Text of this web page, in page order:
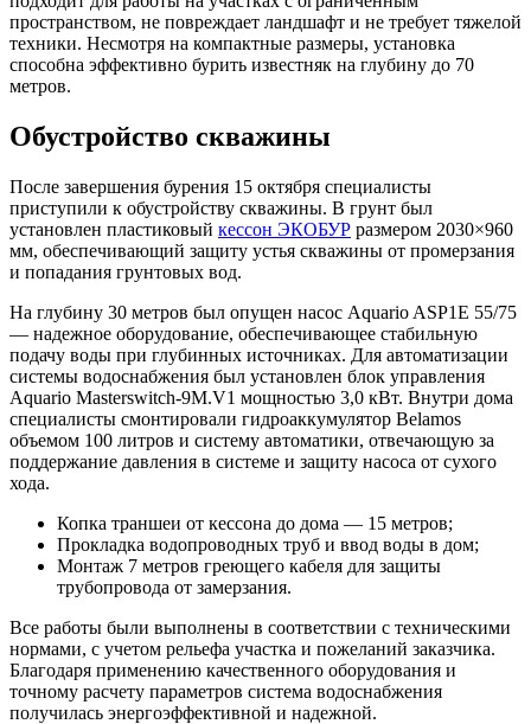
пространством, не повреждает ландшафт и не требует тяжелой
техники. Несмотря на компактные размеры, установка
способна эффективно бурить известняк на глубину до 70
метров.
Обустройство скважины
После завершения бурения 15 октября специалисты
приступили к обустройству скважины. В грунт был
установлен пластиковый кессон ЭКОБУР размером 2030×960
мм, обеспечивающий защиту устья скважины от промерзания
и попадания грунтовых вод.
На глубину 30 метров был опущен насос Aquario ASP1E 55/75
— надежное оборудование, обеспечивающее стабильную
подачу воды при глубинных источниках. Для автоматизации
системы водоснабжения был установлен блок управления
Aquario Masterswitch-9M.V1 мощностью 3,0 кВт. Внутри дома
специалисты смонтировали гидроаккумулятор Belamos
объемом 100 литров и систему автоматики, отвечающую за
поддержание давления в системе и защиту насоса от сухого
хода.
Копка траншеи от кессона до дома — 15 метров;
Прокладка водопроводных труб и ввод воды в дом;
Монтаж 7 метров греющего кабеля для защиты
трубопровода от замерзания.
Все работы были выполнены в соответствии с техническими
нормами, с учетом рельефа участка и пожеланий заказчика.
Благодаря применению качественного оборудования и
точному расчету параметров система водоснабжения
получилась энергоэффективной и надежной.